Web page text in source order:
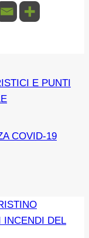
E PUNTI
COVID-19